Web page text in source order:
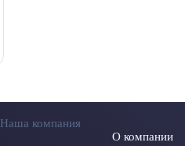
Наша компания
О компании